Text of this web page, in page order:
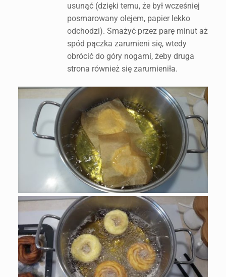
usunąć (dzięki temu, że był wcześniej
posmarowany olejem, papier lekko
odchodzi). Smażyć przez parę minut aż
spód pączka zarumieni się, wtedy
obrócić do góry nogami, żeby druga
strona również się zarumieniła.